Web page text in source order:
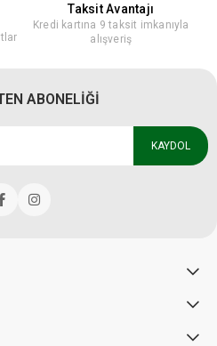
Taksit Avantajı
Kredi kartına 9 taksit imkanıyla
alışveriş
ABONELİĞİ
KAYDOL